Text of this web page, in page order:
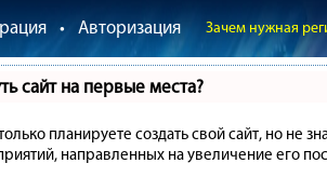
• Авторизация Зачем нужная
сайт на первые места?
планируете создать свой сайт, но не
направленных на увеличение его